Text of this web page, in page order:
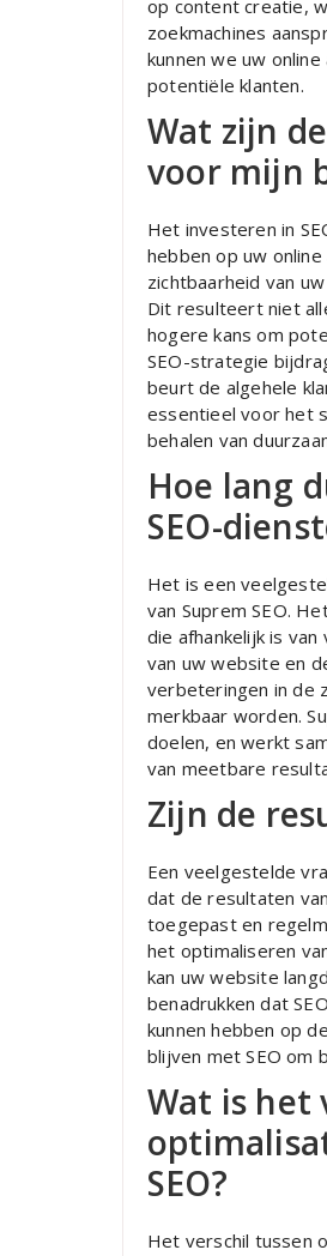
op content creatie,
zoekmachines
kunnen we uw
potentiële klanten.
Wat zijn
voor mijn
Het investeren in
hebben op uw
zichtbaarheid van
Dit resulteert niet
hogere kans om
SEO-strategie
beurt de algehele
essentieel voor het
behalen van
Hoe lang
SEO-
Het is een
van Suprem SEO.
die afhankelijk is
van uw website en
verbeteringen in de
merkbaar worden.
doelen, en werkt
van meetbare
Zijn de
Een veelgestelde
dat de resultaten
toegepast en
het optimaliseren
kan uw website
benadrukken dat
kunnen hebben op
blijven met SEO om
Wat is het
SEO?
Het verschil tussen